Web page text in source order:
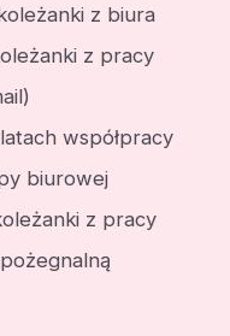
z biura
z pracy
współpracy
biurowej
z pracy